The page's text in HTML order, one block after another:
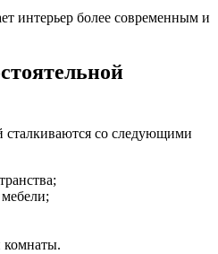
интерьер более современным и
со следующими